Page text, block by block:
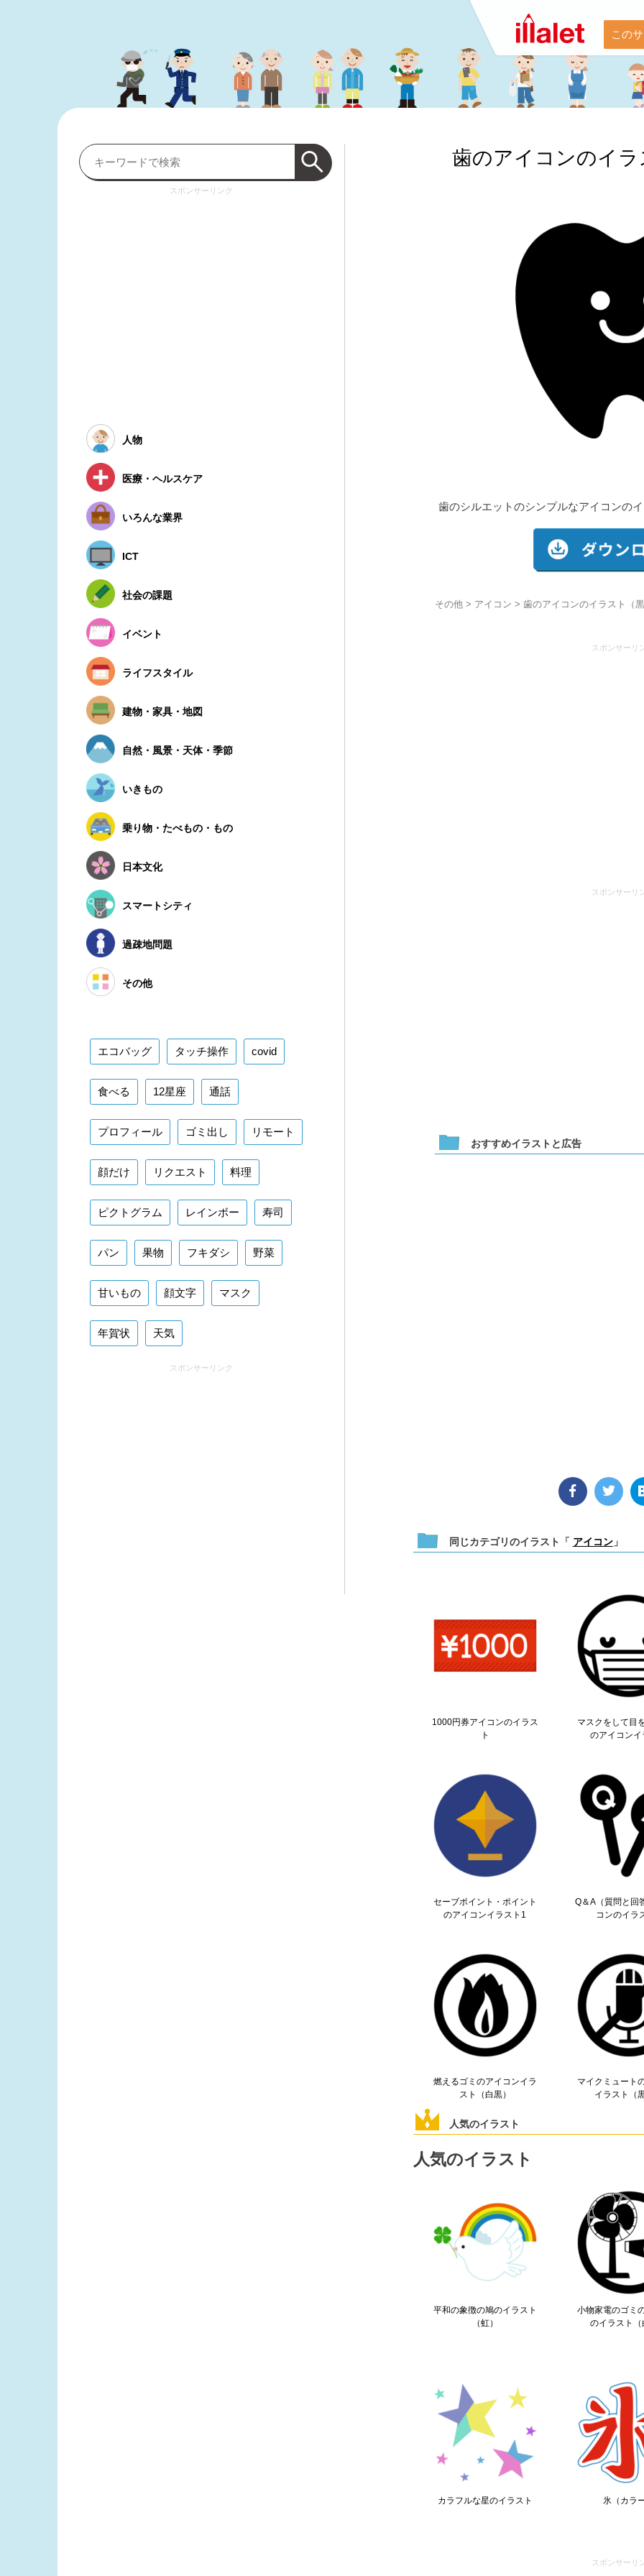
この
歯のアイコンのイラ
歯のシルエットのシンプルなアイコンの
その他> アイコン > 歯のアイコンのイラスト（黒
スポンサーリ
スポンサーリ
おすすめイラストと広告
同じカテゴリのイラスト「 アイコン」
1000円券アイコンのイラス
ト
マスクをして目
のアイコンイ
セーブポイント・ポイント
のアイコンイラスト1
Q＆A（質問と回
コンのイラ
燃えるゴミのアイコンイラ
スト（白黒）
マイクミュート
イラスト（
人気のイラスト
人気のイラスト
平和の象徴の鳩のイラスト
（虹）
小物家電のゴミ
のイラスト（
カラフルな星のイラスト 氷（カラー
スポンサーリ
スポンサーリンク
人物
医療・ヘルスケア
いろんな業界
ICT
社会の課題
イベント
ライフスタイル
建物・家具・地図
自然・風景・天体・季節
いきもの
乗り物・たべもの・もの
日本文化
スマートシティ
過疎地問題
その他
エコバッグ タッチ操作 covid
食べる 12星座 通話
プロフィール ゴミ出し リモート
顔だけ リクエスト 料理
ピクトグラム レインボー 寿司
パン 果物 フキダシ 野菜
甘いもの 顔文字 マスク
年賀状 天気
スポンサーリンク